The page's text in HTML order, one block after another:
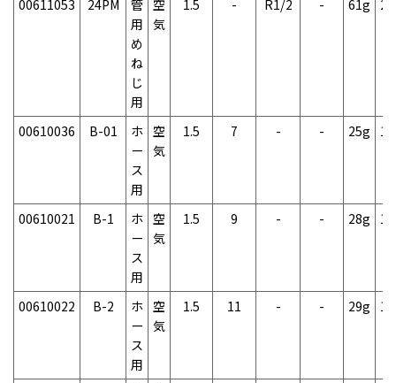
00611053 24PM
管
用
め
ね
じ
用
空
気
1.5 - R1/2 - 61g
00610036 B-01
ホ
ー
ス
用
空
気
1.5 7 - - 25g
00610021 B-1
ホ
ー
ス
用
空
気
1.5 9 - - 28g
00610022 B-2
ホ
ー
ス
用
空
気
1.5 11 - - 29g